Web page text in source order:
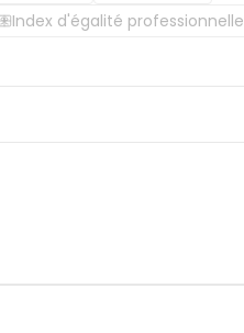
Index d'égalité professionnelle